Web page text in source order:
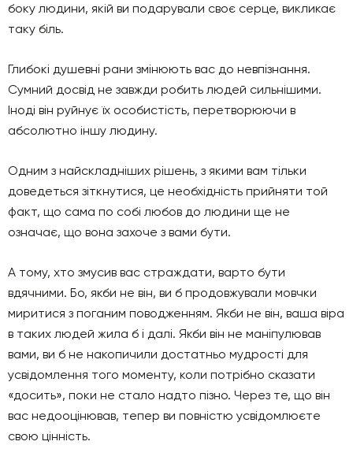
боку людини, якій ви подарували своє серце, викликає
таку біль.
Глибокі душевні рани змінюють вас до невпізнання.
Сумний досвід не завжди робить людей сильнішими.
Іноді він руйнує їх особистість, перетворюючи в
абсолютно іншу людину.
Одним з найскладніших рішень, з якими вам тільки
доведеться зіткнутися, це необхідність прийняти той
факт, що сама по собі любов до людини ще не
означає, що вона захоче з вами бути.
А тому, хто змусив вас страждати, варто бути
вдячними. Бо, якби не він, ви б продовжували мовчки
миритися з поганим поводженням. Якби не він, ваша віра
в таких людей жила б і далі. Якби він не маніпулював
вами, ви б не накопичили достатньо мудрості для
усвідомлення того моменту, коли потрібно сказати
«досить», поки не стало надто пізно. Через те, що він
вас недооцінював, тепер ви повністю усвідомлюєте
свою цінність.